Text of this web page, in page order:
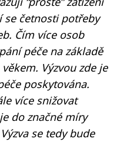
se četnosti potřeby
Čím více osob
péče na základě
Výzvou zde je
poskytována.
více snižovat
do značné míry
se tedy bude